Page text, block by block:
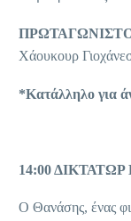
Χάουκουρ
*Κατάλληλο για
14:00
Ο Θανάσης, ένας